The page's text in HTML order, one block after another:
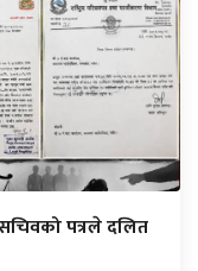
पत्रले दलित